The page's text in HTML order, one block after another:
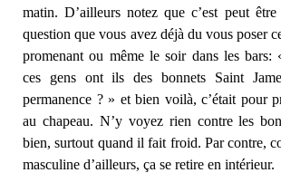
matin. D’ailleurs notez que c’est peut
question que vous avez déjà du vous poser
promenant ou même le soir dans les bars:
ces gens ont ils des bonnets Saint
permanence ? » et bien voilà, c’était pour
au chapeau. N’y voyez rien contre les
bien, surtout quand il fait froid. Par contre,
masculine d’ailleurs, ça se retire en intérieur.